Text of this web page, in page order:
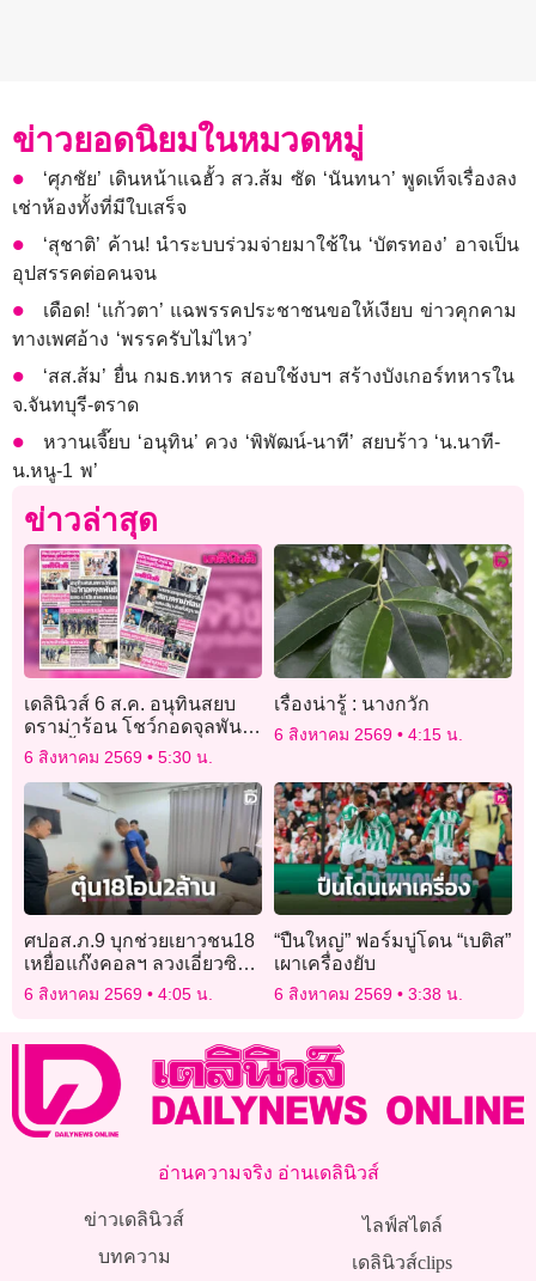
ข่าวยอดนิยมในหมวดหมู่
‘ศุภชัย’ เดินหน้าแฉฮั้ว สว.ส้ม ซัด ‘นันทนา’ พูดเท็จเรื่องลง
เช่าห้องทั้งที่มีใบเสร็จ
‘สุชาติ’ ค้าน! นำระบบร่วมจ่ายมาใช้ใน ‘บัตรทอง’ อาจเป็น
อุปสรรคต่อคนจน
เดือด! ‘แก้วตา’ แฉพรรคประชาชนขอให้เงียบ ข่าวคุกคาม
ทางเพศอ้าง ‘พรรครับไม่ไหว’
‘สส.ส้ม’ ยื่น กมธ.ทหาร สอบใช้งบฯ สร้างบังเกอร์ทหารใน
จ.จันทบุรี-ตราด
หวานเจี๊ยบ ‘อนุทิน’ ควง ‘พิพัฒน์-นาที’ สยบร้าว ‘น.นาที-
น.หนู-1 พ’
ข่าวล่าสุด
เดลินิวส์ 6 ส.ค. อนุทินสยบ
ดราม่าร้อน โชว์กอดจุลพันธ์
แดง-น้ำเงินกลมกล่อม
6 สิงหาคม 2569 5:30 น.
เรื่องน่ารู้ : นางกวัก
6 สิงหาคม 2569 4:15 น.
ศปอส.ภ.9 บุกช่วยเยาวชน18
เหยื่อแก๊งคอลฯ ลวงเอี่ยวซิมผี
หลอกโอน 2 ล้าน
6 สิงหาคม 2569 4:05 น.
“ปืนใหญ่” ฟอร์มบู่โดน “เบติส”
เผาเครื่องยับ
6 สิงหาคม 2569 3:38 น.
อ่านความจริง อ่านเดลินิวส์
ข่าวเดลินิวส์
บทความ
ไลฟ์สไตล์
เดลินิวส์clips